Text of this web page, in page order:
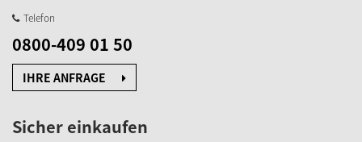
Telefon
0800-409 01 50
IHRE ANFRAGE
Sicher einkaufen